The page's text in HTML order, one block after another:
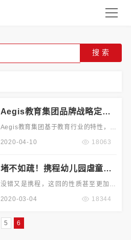
搜 索
Aegis教育集团品牌战略定位
案例
Aegis教育集团基于教育行业的特性，品
牌战略定位于成为以青少年为主的重要
2020-04-10 18063
堵不如疏！携程幼儿园虐童还
想瞒？危机公关案例
没错又是携程，这回的性质甚至更加恶
劣。11月8日上午，微博网友发布一则
撞到桌角，还被老师强灌芥末。 携程在
之后紧急发声，表示涉事人员已与携程
2020-03-04 18344
5
6